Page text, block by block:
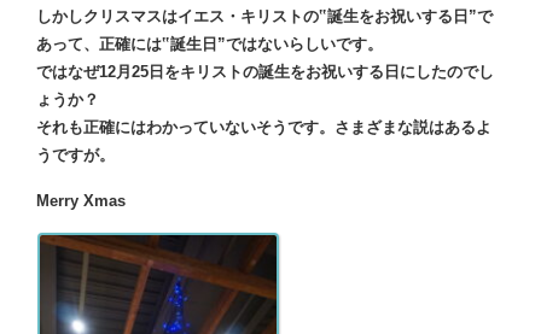
しかしクリスマスはイエス・キリストの‟誕生をお祝いする日”で
あって、正確には‟誕生日”ではないらしいです。
ではなぜ12月25日をキリストの誕生をお祝いする日にしたのでし
ょうか？
それも正確にはわかっていないそうです。さまざまな説はあるよ
うですが。
Merry Xmas